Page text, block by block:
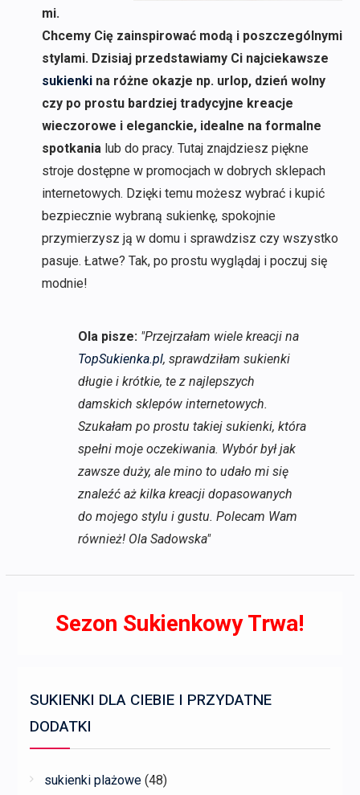
mi.
Chcemy Cię zainspirować modą i poszczególnymi
stylami. Dzisiaj przedstawiamy Ci najciekawsze
sukienkina różne okazje np. urlop, dzień wolny
czy po prostu bardziej tradycyjne kreacje
wieczorowe i eleganckie, idealne na formalne
spotkania lub do pracy. Tutaj znajdziesz piękne
stroje dostępne w promocjach w dobrych sklepach
internetowych. Dzięki temu możesz wybrać i kupić
bezpiecznie wybraną sukienkę, spokojnie
przymierzysz ją w domu i sprawdzisz czy wszystko
pasuje. Łatwe? Tak, po prostu wyglądaj i poczuj się
modnie!
Ola pisze: "Przejrzałam wiele kreacji na
TopSukienka.pl, sprawdziłam sukienki
długie i krótkie, te z najlepszych
damskich sklepów internetowych.
Szukałam po prostu takiej sukienki, która
spełni moje oczekiwania. Wybór był jak
zawsze duży, ale mino to udało mi się
znaleźć aż kilka kreacji dopasowanych
do mojego stylu i gustu. Polecam Wam
również! Ola Sadowska"
Sezon Sukienkowy Trwa!
SUKIENKI DLA CIEBIE I PRZYDATNE
DODATKI
sukienki plażowe (48)